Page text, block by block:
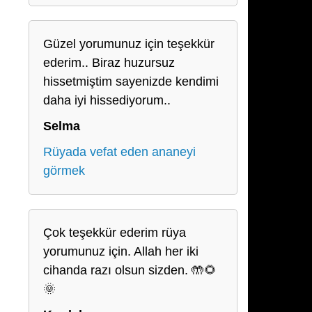
Güzel yorumunuz için teşekkür
ederim.. Biraz huzursuz
hissetmiştim sayenizde kendimi
daha iyi hissediyorum..
Selma
Rüyada vefat eden ananeyi
görmek
Çok teşekkür ederim rüya
yorumunuz için. Allah her iki
cihanda razı olsun sizden. 🤲🌻
🌞